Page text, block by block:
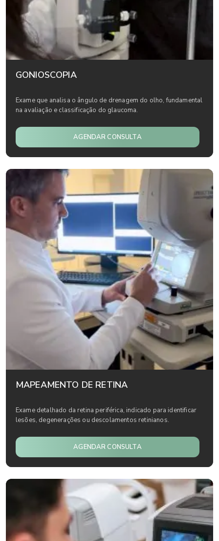
GONIOSCOPIA
Exame que analisa o ângulo de drenagem do olho, fundamental
na avaliação e classificação do glaucoma.
AGENDAR CONSULTA
MAPEAMENTO DE RETINA
Exame detalhado da retina periférica, indicado para identificar
lesões, degenerações ou descolamentos retinianos.
AGENDAR CONSULTA